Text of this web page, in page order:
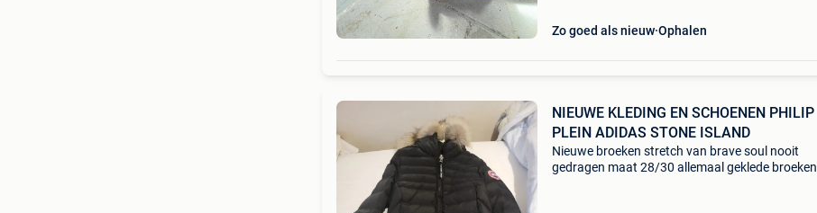
Zo goed als nieuw Ophalen
NIEUWE KLEDING EN SCHOENEN PHILIP
PLEIN ADIDAS STONE ISLAND
Nieuwe broeken stretch van brave soul nooit
gedragen maat 28/30 allemaal geklede broeken